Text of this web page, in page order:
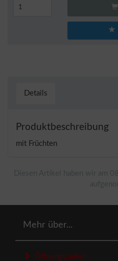
Details
Produktbeschreibung
mit Früchten
Mehr über...
Öffnungszeiten